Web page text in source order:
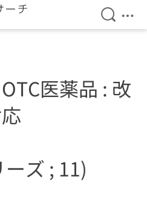
検索を
メ
医薬品 : 改
ズ ; 11)